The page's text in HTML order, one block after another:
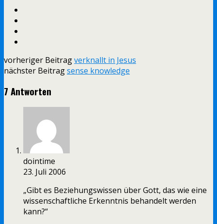
vorheriger Beitragverknallt in Jesus
nächster Beitragsense knowledge
7 Antworten
dointime
23. Juli 2006
„Gibt es Beziehungswissen über Gott, das wie eine
wissenschaftliche Erkenntnis behandelt werden
kann?“